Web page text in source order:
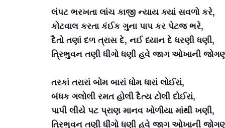
લંપટ ભરખતા લાંચ કાજી ન્યાય ક્યાં સવળો કરે,
કોટવાલ કરતા કંઈક ગુના પાપ કર પેટજ ભરે,
દૈતો તણાં દળ ત્રાસ દે, નઈ ધ્યાન દે ધરણી ધણી,
ત્રિભુવન તણી ધીંગો ધણી હવે જાગ ઓખાની
તરકાં તરારાં બોમ બારાં ધોમ ધારાં લોઈરાં,
બંધક ગલોલી રમત હોલી દૈત્ય ટોલી દોઈરાં,
પાપી લીયે પટ પ્રાણ માનવ ખોળીયા માંથી ખણી,
ત્રિભુવન તણી ધીંગો ધણી હવે જાગ ઓખાની